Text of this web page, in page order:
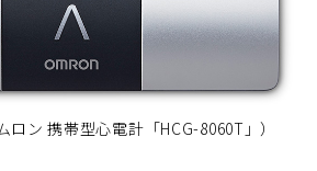
ロン 携帯型心電計「HCG-8060T」）